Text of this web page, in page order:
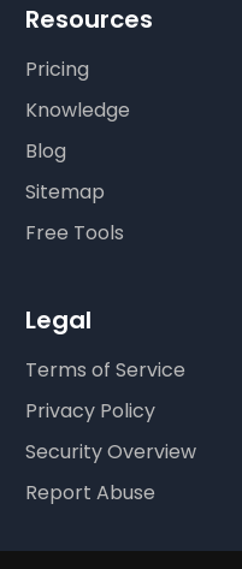
Resources
Pricing
Knowledge
Blog
Sitemap
Free Tools
Legal
Terms of Service
Privacy Policy
Security Overview
Report Abuse